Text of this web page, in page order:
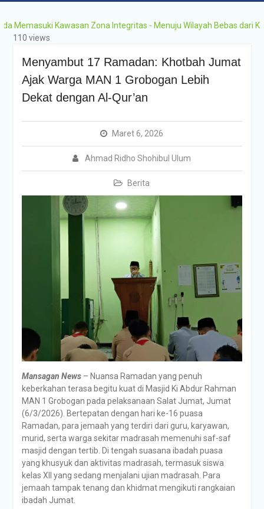
Kawasan Zona Integritas - Menuju Wilayah Bebas dari
110 views
Menyambut 17 Ramadan: Khotbah Jumat
Ajak Warga MAN 1 Grobogan Lebih
Dekat dengan Al-Qur’an
Maret 6, 2026
Ahmad Ridho Shohibul Ulum
Berita
Mansagan News– Nuansa Ramadan yang penuh
keberkahan terasa begitu kuat di Masjid Ki Abdur Rahman
MAN 1 Grobogan pada pelaksanaan Salat Jumat, Jumat
(6/3/2026). Bertepatan dengan hari ke-16 puasa
Ramadan, para jemaah yang terdiri dari guru, karyawan,
murid, serta warga sekitar madrasah memenuhi saf-saf
masjid dengan tertib. Di tengah suasana ibadah puasa
yang khusyuk dan aktivitas madrasah, termasuk siswa
kelas XII yang sedang menjalani ujian madrasah. Para
jemaah tampak tenang dan khidmat mengikuti rangkaian
ibadah Jumat.